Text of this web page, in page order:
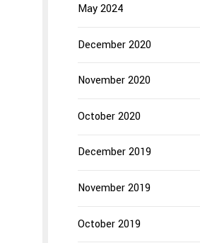
May 2024
December 2020
November 2020
October 2020
December 2019
November 2019
October 2019